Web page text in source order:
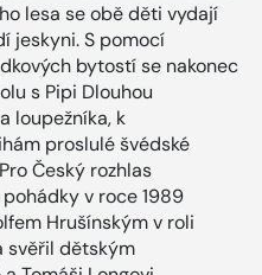
lesa se obě děti vydají
jeskyni. S pomocí
bytostí se nakonec
s Pipi Dlouhou
loupežníka, k
proslulé švédské
Český rozhlas
v roce 1989
Hrušínským v roli
svěřil dětským